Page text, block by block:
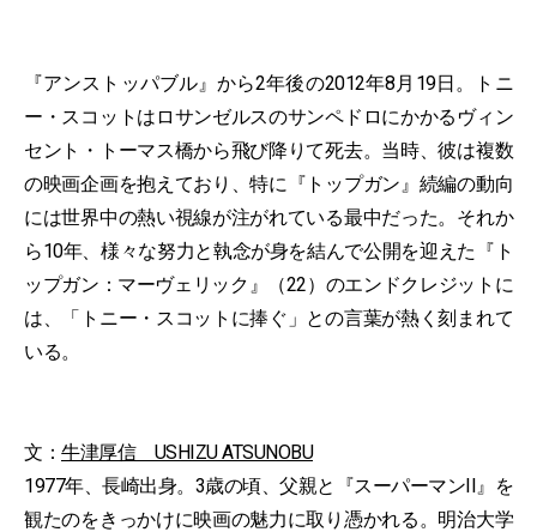
『アンストッパブル』から2年後の2012年8月19日。トニ
ー・スコットはロサンゼルスのサンペドロにかかるヴィン
セント・トーマス橋から飛び降りて死去。当時、彼は複数
の映画企画を抱えており、特に『トップガン』続編の動向
には世界中の熱い視線が注がれている最中だった。それか
ら10年、様々な努力と執念が身を結んで公開を迎えた『ト
ップガン：マーヴェリック』（22）のエンドクレジットに
は、「トニー・スコットに捧ぐ」との言葉が熱く刻まれて
いる。
文： 牛津厚信 USHIZU ATSUNOBU
1977年、長崎出身。3歳の頃、父親と『スーパーマンII』を
観たのをきっかけに映画の魅力に取り憑かれる。明治大学